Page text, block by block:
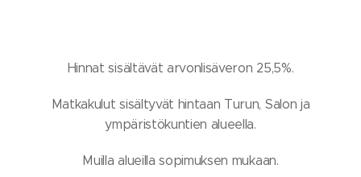
Hinnat sisältävät arvonlisäveron 25,5%.
Matkakulut sisältyvät hintaan Turun, Salon ja
ympäristökuntien alueella.
Muilla alueilla sopimuksen mukaan.